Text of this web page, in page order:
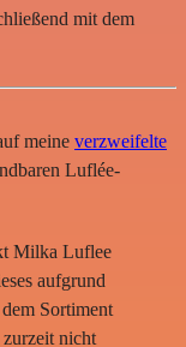
mit dem
meine verzweifelte
Luflée-
Milka Luflee
aufgrund
Sortiment
zurzeit nicht